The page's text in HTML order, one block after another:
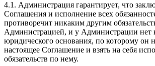
4.1. Администрация гарантирует, что
Соглашения и исполнение всех
противоречит никаким другим
Администрацией, и у Администрации нет
юридического основания, по которому он
настоящее Соглашение и взять на себя
обязательств по нему.